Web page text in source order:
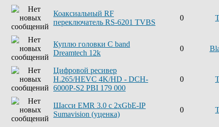
Коаксиальный RF
переключатель RS-6201 TVBS
0
Куплю головки C band
Dreamtech 12k
0
Цифровой ресивер
H.265/HEVC 4K/HD - DCH-
6000P-S2 PBI 179 000
0
Шасси EMR 3.0 с 2xGbE-IP
Sumavision (уценка)
0